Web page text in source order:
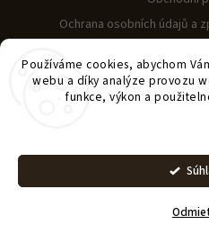
Používáme cookies, abychom
webu a díky analýze provozu
funkce, výkon a
Ochrana osobních údajů a
.
cookiesVytvořil